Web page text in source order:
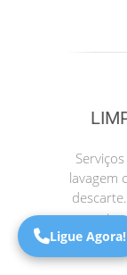
lavagem
para
Ligue Agora!